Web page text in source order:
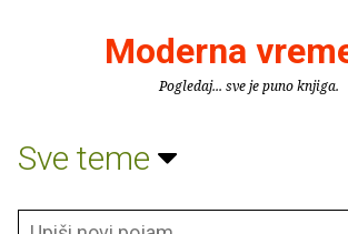
Moderna
Pogledaj... sve je puno knjiga.
Sve teme